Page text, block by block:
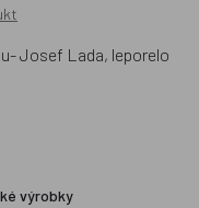
Josef Lada, leporelo
výrobky